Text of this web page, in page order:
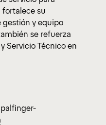
fortalece su
y equipo
se refuerza
Servicio Técnico en
palfinger-